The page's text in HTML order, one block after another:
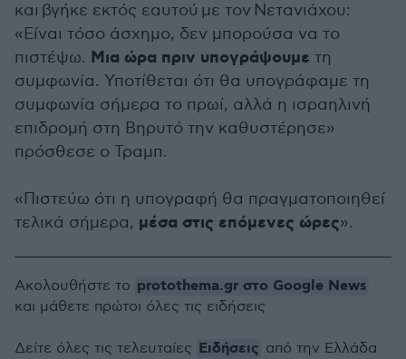
και βγήκε εκτός εαυτού με τον Νετανιάχου:
«Είναι τόσο άσχημο, δεν μπορούσα να το
πιστέψω. Μια ώρα πριν υπογράψουμε τη
συμφωνία. Υποτίθεται ότι θα υπογράφαμε τη
συμφωνία σήμερα το πρωί, αλλά η ισραηλινή
επιδρομή στη Βηρυτό την καθυστέρησε»
πρόσθεσε ο Τραμπ.
«Πιστεύω ότι η υπογραφή θα πραγματοποιηθεί
τελικά σήμερα, μέσα στις επόμενες ώρες».
Ακολουθήστε το protothema.gr στο Google News
και μάθετε πρώτοι όλες τις ειδήσεις
Δείτε όλες τις τελευταίες Ειδήσεις από την Ελλάδα